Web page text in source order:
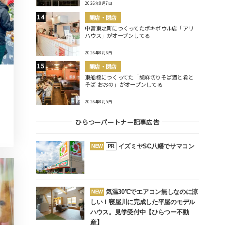
2026年8月7日
開店・閉店
中宮東之町につくってたポキボウル店「アリ
ハウス」がオープンしてる
2026年8月6日
開店・閉店
東船橋につくってた「胡麻切りそば酒と肴と
そば おおの」がオープンしてる
2026年8月5日
ひらつーパートナー記事広告
NEW PR イズミヤSC八幡でサマコン
NEW 気温30℃でエアコン無しなのに涼
しい！寝屋川に完成した平屋のモデル
ハウス。見学受付中【ひらつー不動
産】